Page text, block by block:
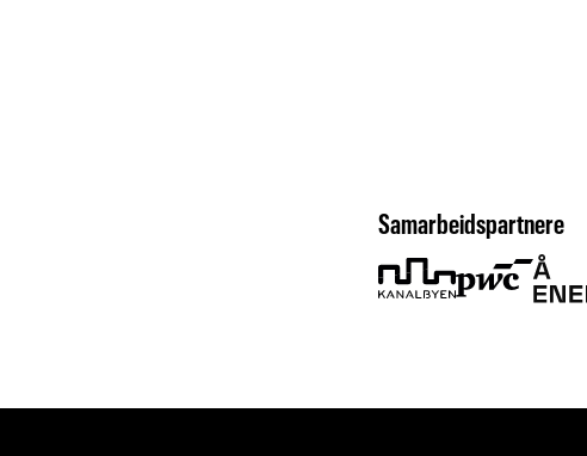
Samarbeidspartnere